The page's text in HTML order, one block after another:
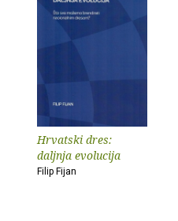
Hrvatski dres:
daljnja evolucija
Filip Fijan